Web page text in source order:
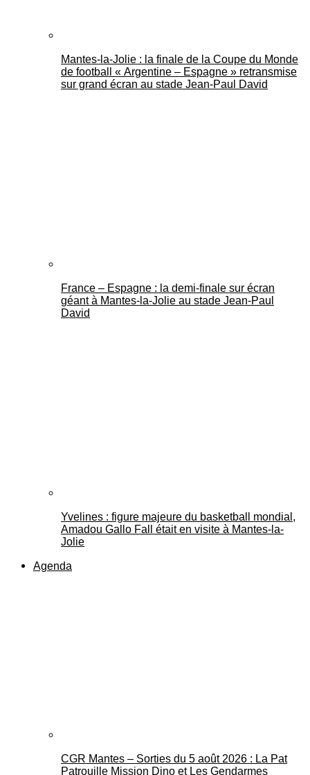
Mantes-la-Jolie : la finale de la Coupe du Monde
de football « Argentine – Espagne » retransmise
sur grand écran au stade Jean-Paul David
France – Espagne : la demi-finale sur écran
géant à Mantes-la-Jolie au stade Jean-Paul
David
Yvelines : figure majeure du basketball mondial,
Amadou Gallo Fall était en visite à Mantes-la-
Jolie
Agenda
CGR Mantes – Sorties du 5 août 2026 : La Pat
Patrouille Mission Dino et Les Gendarmes